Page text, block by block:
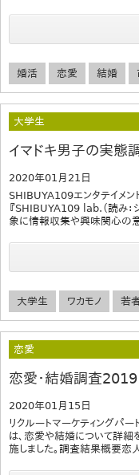
婚活 恋愛 結婚
大学生
イマドキ男子の実
2020年01月21日
SHIBUYA109エンタテイメン
『SHIBUYA109 lab.（読み：
象に情報収集や興味関心の
大学生 ワカモノ 若
恋愛
恋愛・結婚調査
2020年01月15日
リクルートマーケティングパ
は、恋愛や結婚について詳細
施しました。調査結果概要